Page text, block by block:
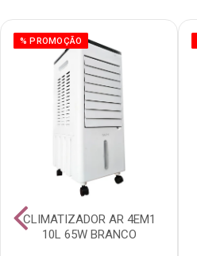
% PROMOÇÃO
CLIMATIZADOR AR 4EM1
10L 65W BRANCO